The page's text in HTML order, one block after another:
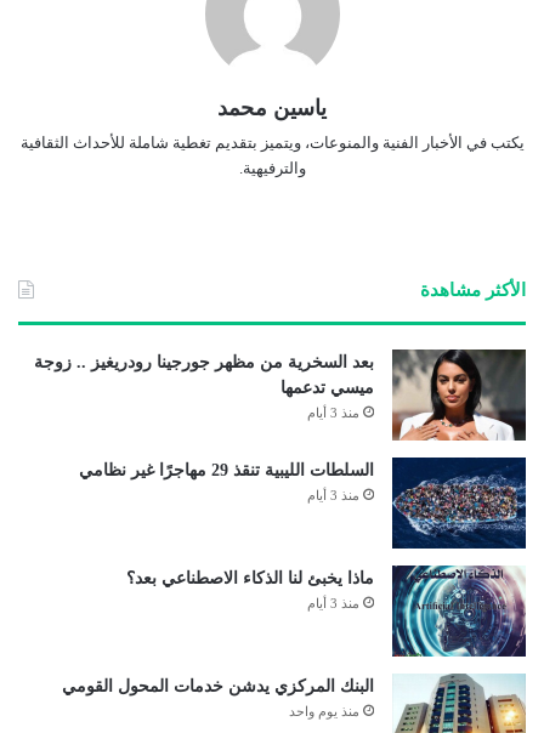
ياسين محمد
يكتب في الأخبار الفنية والمنوعات، ويتميز بتقديم تغطية شاملة للأحداث الثقافية
والترفيهية.
الأكثر مشاهدة
بعد السخرية من مظهر جورجينا رودريغيز .. زوجة
ميسي تدعمها
منذ 3 أيام
السلطات الليبية تنقذ 29 مهاجرًا غير نظامي
منذ 3 أيام
ماذا يخبئ لنا الذكاء الاصطناعي بعد؟
منذ 3 أيام
البنك المركزي يدشن خدمات المحول القومي
منذ يوم واحد